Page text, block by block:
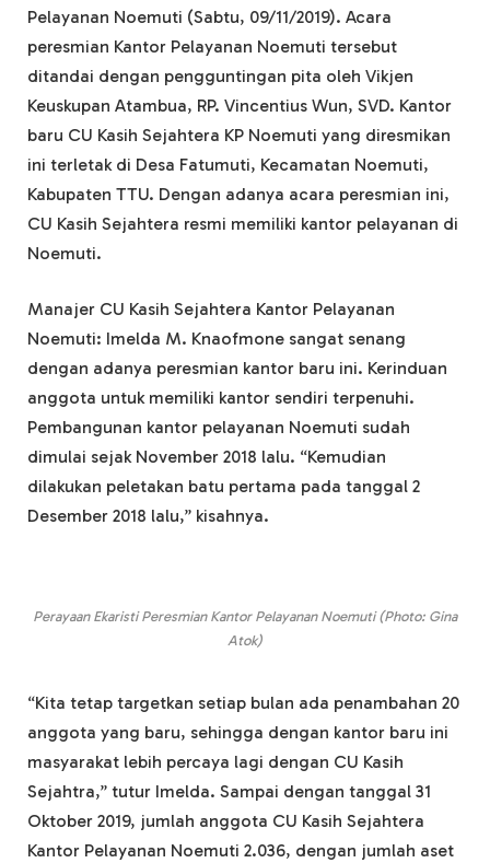
Pelayanan Noemuti (Sabtu, 09/11/2019). Acara
peresmian Kantor Pelayanan Noemuti tersebut
ditandai dengan pengguntingan pita oleh Vikjen
Keuskupan Atambua, RP. Vincentius Wun, SVD. Kantor
baru CU Kasih Sejahtera KP Noemuti yang diresmikan
ini terletak di Desa Fatumuti, Kecamatan Noemuti,
Kabupaten TTU. Dengan adanya acara peresmian ini,
CU Kasih Sejahtera resmi memiliki kantor pelayanan di
Noemuti.
Manajer CU Kasih Sejahtera Kantor Pelayanan
Noemuti: Imelda M. Knaofmone sangat senang
dengan adanya peresmian kantor baru ini. Kerinduan
anggota untuk memiliki kantor sendiri terpenuhi.
Pembangunan kantor pelayanan Noemuti sudah
dimulai sejak November 2018 lalu. “Kemudian
dilakukan peletakan batu pertama pada tanggal 2
Desember 2018 lalu,” kisahnya.
Perayaan Ekaristi Peresmian Kantor Pelayanan Noemuti (Photo: Gina
Atok)
“Kita tetap targetkan setiap bulan ada penambahan 20
anggota yang baru, sehingga dengan kantor baru ini
masyarakat lebih percaya lagi dengan CU Kasih
Sejahtra,” tutur Imelda. Sampai dengan tanggal 31
Oktober 2019, jumlah anggota CU Kasih Sejahtera
Kantor Pelayanan Noemuti 2.036, dengan jumlah aset